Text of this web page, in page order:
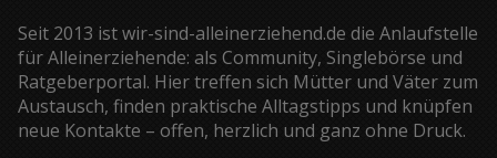
Seit 2013 ist wir-sind-alleinerziehend.de die Anlaufstelle
für Alleinerziehende: als Community, Singlebörse und
Ratgeberportal. Hier treffen sich Mütter und Väter zum
Austausch, finden praktische Alltagstipps und knüpfen
neue Kontakte – offen, herzlich und ganz ohne Druck.